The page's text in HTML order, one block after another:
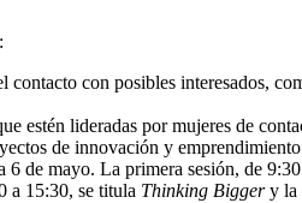
contacto con posibles interesados,
estén lideradas por mujeres de
de innovación y
6 de mayo. La primera sesión, de
a 15:30, se titula Thinking Biggery la